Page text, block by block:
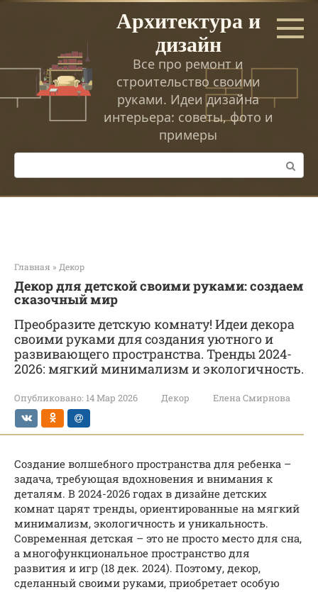
Перейти
Архитектура и
дизайн
Все про ремонт и
строительство своими
руками. Идеи дизайна
интерьера: советы, фото и
примеры
Поиск:
Главная » Декор
Декор для детской своими руками: создаем
сказочный мир
Преобразите детскую комнату! Идеи декора
своими руками для создания уютного и
развивающего пространства. Тренды 2024-
2026: мягкий минимализм и экологичность.
Опубликовано: 14 Мар 2026 Декор Елена Смирнова
Создание волшебного пространства для ребенка –
задача, требующая вдохновения и внимания к
деталям. В 2024-2026 годах в дизайне детских
комнат царят тренды, ориентированные на мягкий
минимализм, экологичность и уникальность.
Современная детская – это не просто место для сна,
а многофункциональное пространство для
развития и игр (18 дек. 2024). Поэтому, декор,
сделанный своими руками, приобретает особую